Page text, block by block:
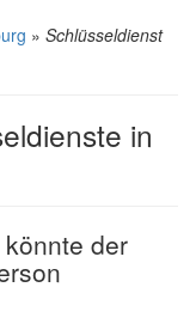
» Schlüsseldienst
in
der